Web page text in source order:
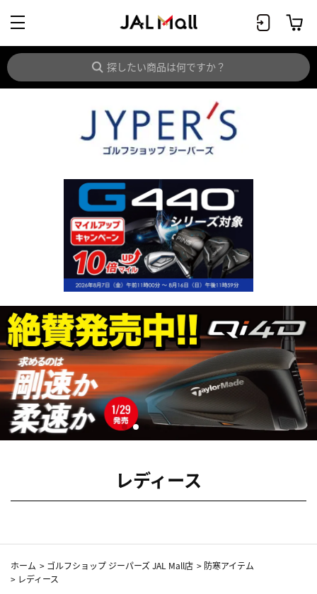
レディース
ホーム > ゴルフショップ ジーパーズ JAL Mall店 > 防寒アイテム
> レディース